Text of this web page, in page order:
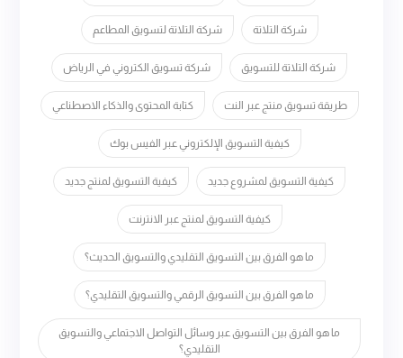
شركة التلاتة شركة التلاتة لتسويق المطاعم
شركة التلاتة للتسويق شركة تسويق الكتروني في الرياض
طريقة تسويق منتج عبر النت كتابة المحتوى والذكاء الاصطناعي
كيفية التسويق الإلكتروني عبر الفيس بوك
كيفية التسويق لمشروع جديد كيفية التسويق لمنتج جديد
كيفية التسويق لمنتج عبر الانترنت
ما هو الفرق بين التسويق التقليدي والتسويق الحديث؟
ما هو الفرق بين التسويق الرقمي والتسويق التقليدي؟
ما هو الفرق بين التسويق عبر وسائل التواصل الاجتماعي والتسويق
التقليدي؟